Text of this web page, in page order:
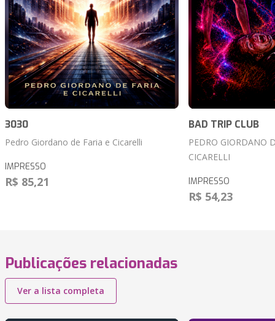
3030
Pedro Giordano de Faria e Cicarelli
IMPRESSO
R$ 85,21
BAD TRIP CLUB
PEDRO GIORDANO
CICARELLI
IMPRESSO
R$ 54,23
Publicações relacionadas
Ver a lista completa